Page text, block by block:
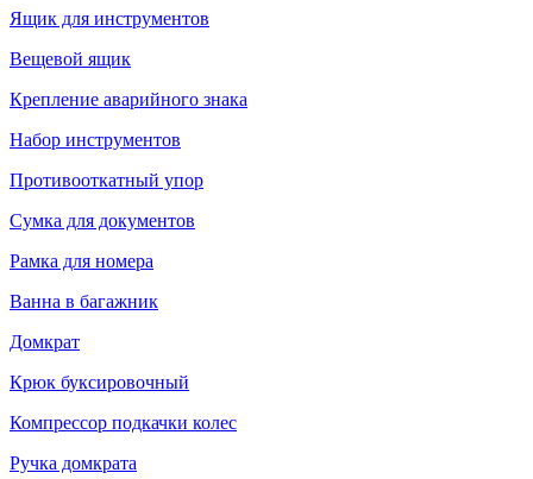
Ящик для инструментов
Вещевой ящик
Крепление аварийного знака
Набор инструментов
Противооткатный упор
Сумка для документов
Рамка для номера
Ванна в багажник
Домкрат
Крюк буксировочный
Компрессор подкачки колес
Ручка домкрата